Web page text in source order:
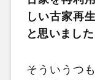
しい古家再
と思いました
そういうつ